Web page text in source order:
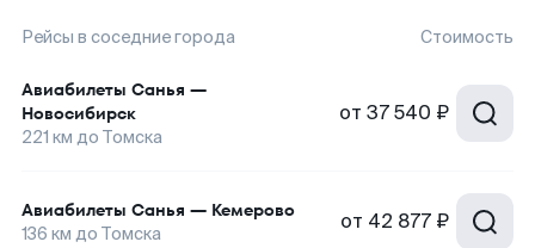
Рейсы в соседние города Стоимость
Авиабилеты Санья —
Новосибирск
221 км до Томска
от 37 540 ₽
Авиабилеты Санья — Кемерово
136 км до Томска от 42 877 ₽